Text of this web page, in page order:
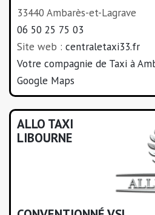
33440 Ambarès-et-Lagrave
06 50 25 75 03
Site web : centraletaxi33.fr
Votre compagnie de Taxi à
Google Maps
ALLO TAXI
LIBOURNE